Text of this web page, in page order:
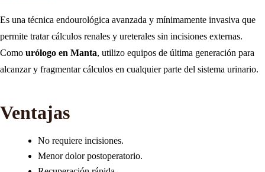
Es una técnica endourológica avanzada y mínimamente invasiva que
permite tratar cálculos renales y ureterales sin incisiones externas.
Como urólogo en Manta, utilizo equipos de última generación para
alcanzar y fragmentar cálculos en cualquier parte del sistema urinario.
Ventajas
No requiere incisiones.
Menor dolor postoperatorio.